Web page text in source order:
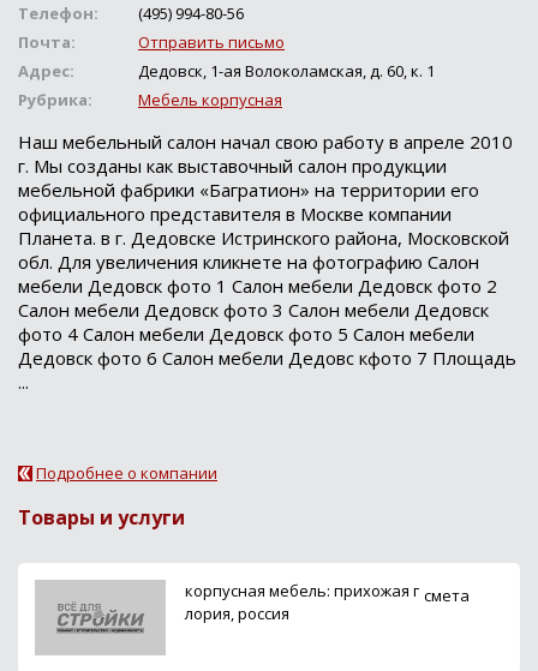
Телефон:
(495) 994-80-56
Почта:
Отправить письмо
Адрес:
Дедовск, 1-ая Волоколамская, д. 60, к. 1
Рубрика:
Мебель корпусная
Наш мебельный салон начал свою работу в апреле 2010
г. Мы созданы как выставочный салон продукции
мебельной фабрики «Багратион» на территории его
официального представителя в Москве компании
Планета. в г. Дедовске Истринского района, Московской
обл. Для увеличения кликнете на фотографию Салон
мебели Дедовск фото 1 Салон мебели Дедовск фото 2
Салон мебели Дедовск фото 3 Салон мебели Дедовск
фото 4 Салон мебели Дедовск фото 5 Салон мебели
Дедовск фото 6 Салон мебели Дедовс кфото 7 Площадь
...
Подробнее о компании
Товары и услуги
корпусная мебель: прихожая г
лория, россия
смета